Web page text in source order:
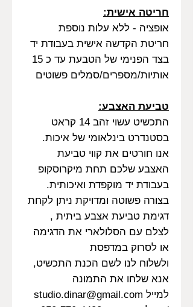
חריטה אישית:
אופציה - ללא עלות נוספת
חריטת הקדשה אישית בעבודת יד
בצד הפנימי של הטבעת עד כ 15
אותיות/מספרים/סמלים פשוטים
טביעת האצבע:
התכשיט עשוי זהב 14 קראט
בסטנדרט בינלאומי של איכות.
אנו חורטים את קווי טביעת
האצבע שלכם תחת מיקרוסקופ
בעבודת יד מוקפדת ואיכותית.
בצורה פשוטה ומדויקת ניתן לקחת
דגימת טביעת אצבע ביתית ,
לצלם עם הסלולארי את הדגימה
או לסרוק במדפסת
ולשלוח לנו לשם הכנת התכשיט,
אנא שלחו את התמונה
למייל studio.dinar@gmail.com